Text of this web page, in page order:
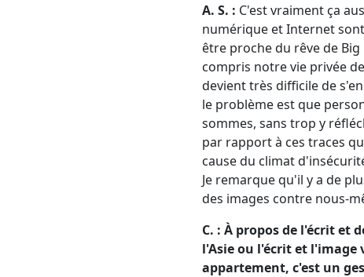
A. S. : C'est vraiment ça
numérique et Internet
être proche du rêve de
compris notre vie privée
devient très difficile de
le problème est que
sommes, sans trop y
par rapport à ces traces
cause du climat
Je remarque qu'il y a de
des images contre nous-
C. : À propos de l'écrit et
l'Asie ou l'écrit et l'image
appartement, c'est un